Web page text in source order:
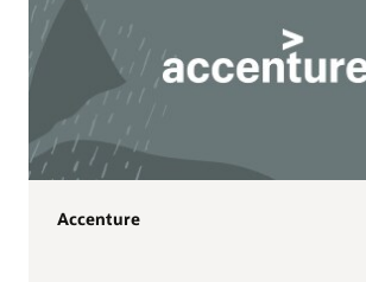
ter confiança em seus resultados analíticos.
Garanta consistência contínua com regras
reutilizáveis para limpeza e padronização de
dados, verificação de endereço, análise,
desduplicação e enriquecimento.
Saiba mais
Accenture